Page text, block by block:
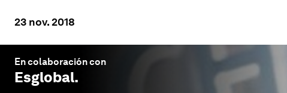
23 nov. 2018
En colaboración con
Esglobal.